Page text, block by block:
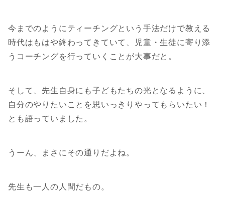
今までのようにティーチングという手法だけで教える
時代はもはや終わってきていて、児童・生徒に寄り添
うコーチングを行っていくことが大事だと。
そして、先生自身にも子どもたちの光となるように、
自分のやりたいことを思いっきりやってもらいたい！
とも語っていました。
うーん、まさにその通りだよね。
先生も一人の人間だもの。